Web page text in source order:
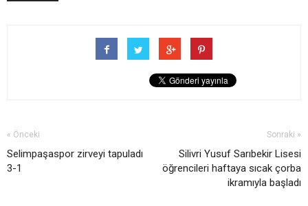
« Önceki
Selimpaşaspor zirveyi tapuladı
3-1
Sonraki »
Silivri Yusuf Sarıbekir Lisesi
öğrencileri haftaya sıcak çorba
ikramıyla başladı